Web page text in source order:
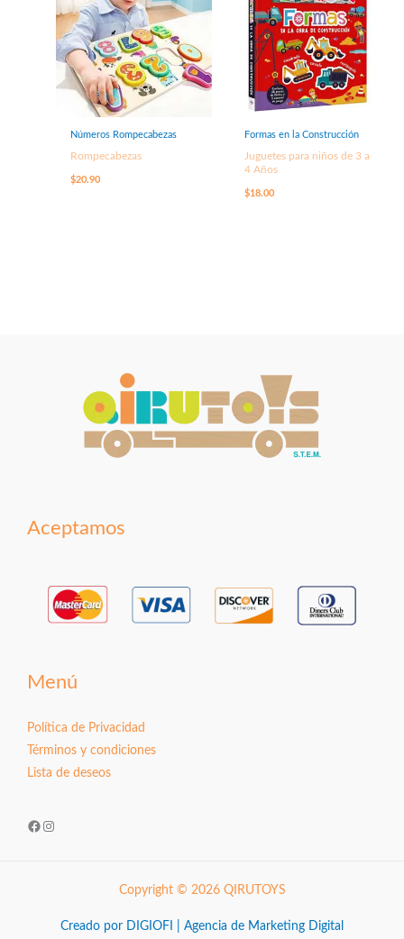
Números Rompecabezas
Rompecabezas
$20.90
Formas en la Construcción
Juguetes para niños de 3 a
4 Años
$18.00
Aceptamos
Menú
Política de Privacidad
Términos y condiciones
Lista de deseos
Facebook
Instagram
Copyright © 2026 QIRUTOYS
Creado por DIGIOFI | Agencia de Marketing Digital